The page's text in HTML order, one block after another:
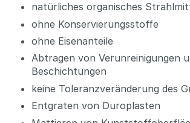
natürliches organisches
ohne Konservierungsstoffe
ohne Eisenanteile
Abtragen von Verunreinigungen
Beschichtungen
keine Toleranzveränderung des
Entgraten von Duroplasten